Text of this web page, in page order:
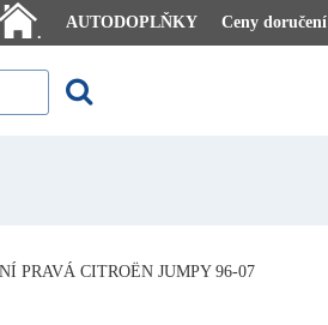
.
AUTODOPLŇKY Ceny doručení
PRAVÁ CITROËN JUMPY 96-07